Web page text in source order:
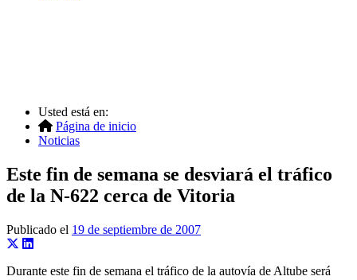
Usted está en:
Página de inicio
Noticias
Este fin de semana se desviará el tráfico
de la N-622 cerca de Vitoria
Publicado el 19 de septiembre de 2007
Durante este fin de semana el tráfico de la autovía de Altube será